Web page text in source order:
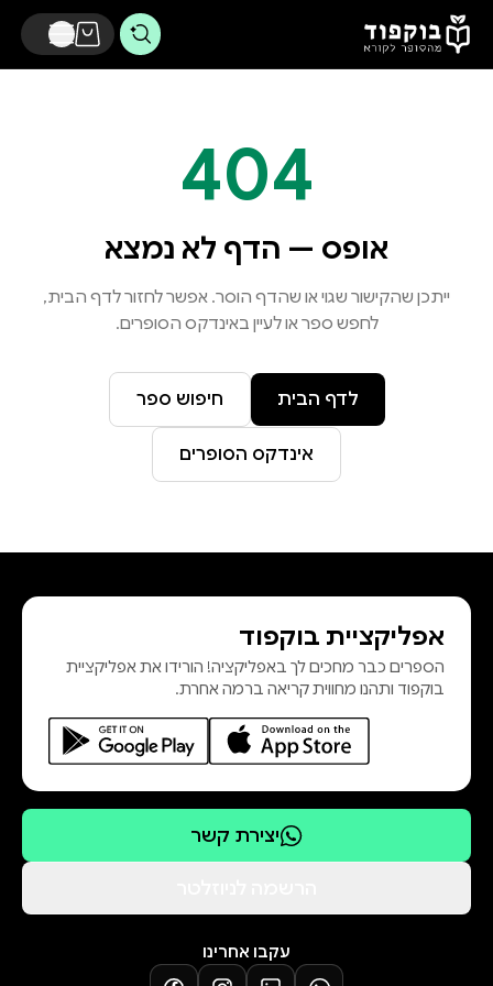
דלג לתוכן הראשי
404
אופס — הדף לא נמצא
ייתכן שהקישור שגוי או שהדף הוסר. אפשר לחזור לדף הבית,
לחפש ספר או לעיין באינדקס הסופרים.
לדף הבית חיפוש ספר
אינדקס הסופרים
אפליקציית בוקפוד
הספרים כבר מחכים לך באפליקציה! הורידו את אפליקציית
בוקפוד ותהנו מחווית קריאה ברמה אחרת.
יצירת קשר
עקבו אחרינו